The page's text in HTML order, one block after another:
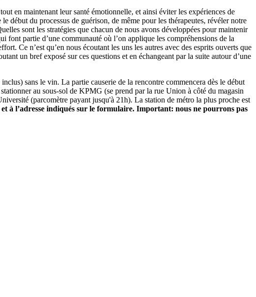
en maintenant leur santé émotionnelle, et ainsi éviter les expériences de
du processus de guérison, de même pour les thérapeutes, révéler notre
sont les stratégies que chacun de nous avons développées pour maintenir
font partie d’une communauté où l’on applique les compréhensions de la
Ce n’est qu’en nous écoutant les uns les autres avec des esprits ouverts que
un bref exposé sur ces questions et en échangeant par la suite autour d’une
sans le vin. La partie causerie de la rencontre commencera dès le début
au sous-sol de KPMG (se prend par la rue Union à côté du magasin
(parcomètre payant jusqu'à 21h). La station de métro la plus proche est
à l’adresse indiqués sur le formulaire. Important: nous ne pourrons pas